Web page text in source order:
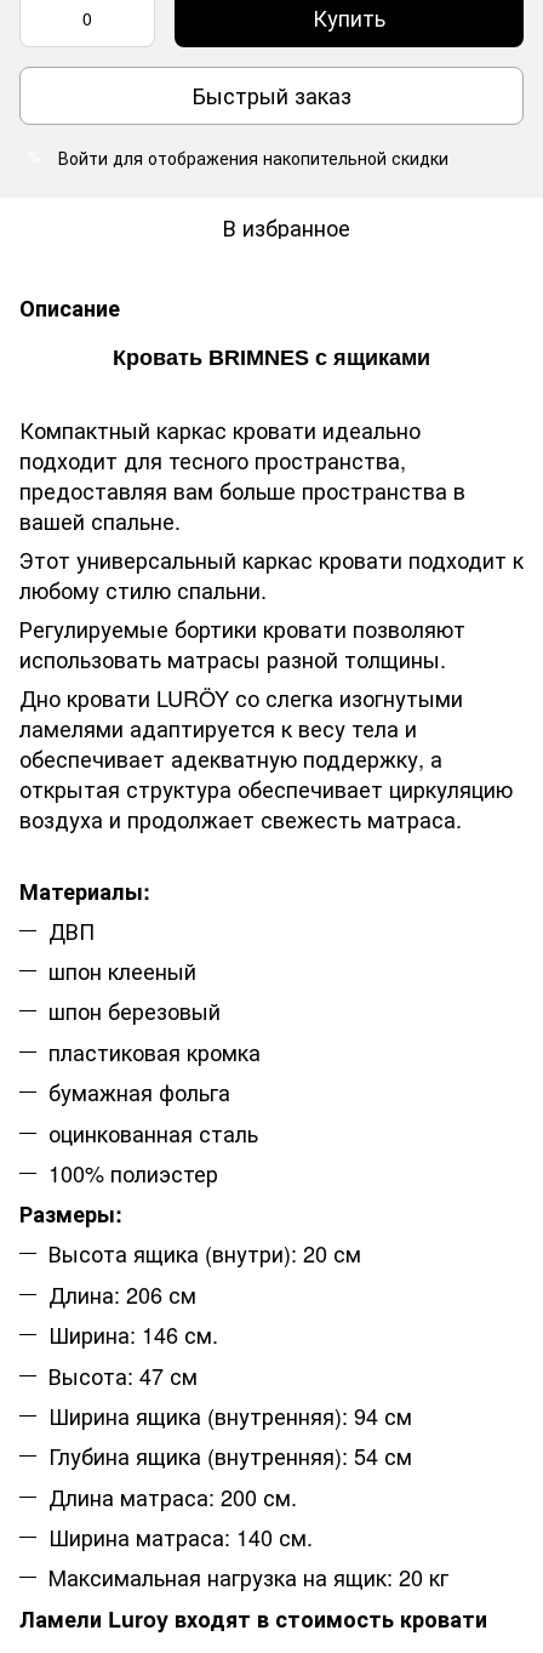
Купить
Быстрый заказ
Войти для отображения накопительной скидки
В избранное
Описание
Кровать BRIMNES с ящиками
Компактный каркас кровати идеально
подходит для тесного пространства,
предоставляя вам больше пространства в
вашей спальне.
Этот универсальный каркас кровати подходит к
любому стилю спальни.
Регулируемые бортики кровати позволяют
использовать матрасы разной толщины.
Дно кровати LURÖY со слегка изогнутыми
ламелями адаптируется к весу тела и
обеспечивает адекватную поддержку, а
открытая структура обеспечивает циркуляцию
воздуха и продолжает свежесть матраса.
Материалы:
ДВП
шпон клееный
шпон березовый
пластиковая кромка
бумажная фольга
оцинкованная сталь
100% полиэстер
Размеры:
Высота ящика (внутри): 20 см
Длина: 206 см
Ширина: 146 см.
Высота: 47 см
Ширина ящика (внутренняя): 94 см
Глубина ящика (внутренняя): 54 см
Длина матраса: 200 см.
Ширина матраса: 140 см.
Максимальная нагрузка на ящик: 20 кг
Ламели Luroy входят в стоимость кровати